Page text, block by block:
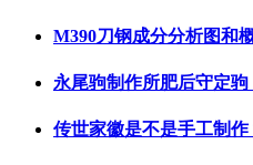
M390刀钢成分分析图和
永尾驹制作所肥后守定驹
传世家徽是不是手工制作